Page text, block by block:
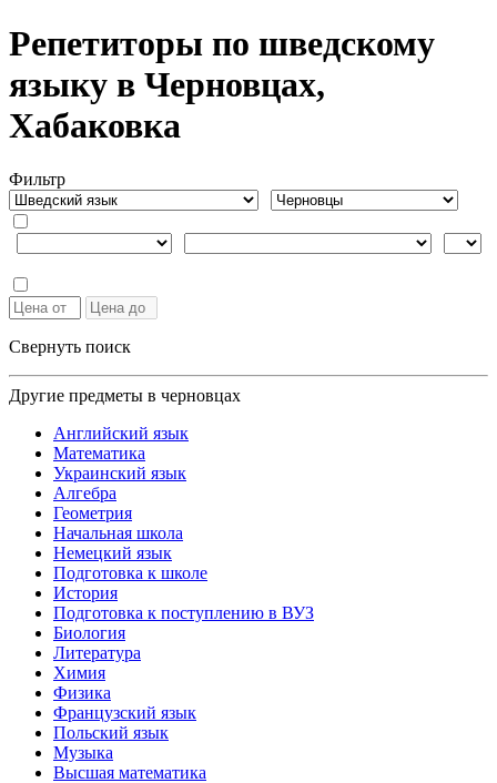
Репетиторы по шведскому
языку в Черновцах,
Хабаковка
Фильтр
Свернуть поиск
Другие предметы в черновцах
Английский язык
Математика
Украинский язык
Алгебра
Геометрия
Начальная школа
Немецкий язык
Подготовка к школе
История
Подготовка к поступлению в ВУЗ
Биология
Литература
Химия
Физика
Французский язык
Польский язык
Музыка
Высшая математика